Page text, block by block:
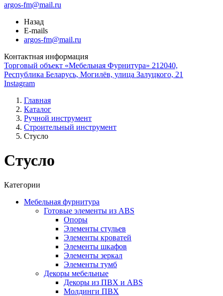
argos-fm@mail.ru
Назад
E-mails
argos-fm@mail.ru
Контактная информация
Торговый объект «Мебельная Фурнитура» 212040,
Республика Беларусь, Могилёв, улица Залуцкого, 21
Instagram
Главная
Каталог
Ручной инструмент
Строительный инструмент
Стусло
Стусло
Категории
Мебельная фурнитура
Готовые элементы из ABS
Опоры
Элементы стульев
Элементы кроватей
Элементы шкафов
Элементы зеркал
Элементы тумб
Декоры мебельные
Декоры из ПВХ и ABS
Молдинги ПВХ